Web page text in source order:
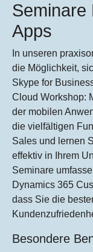
Seminare
Apps
In unseren
die Möglichkeit,
Skype for
Cloud Workshop:
der mobilen
die vielfältigen
Sales und lernen
effektiv in Ihrem
Seminare
Dynamics 365
dass Sie die
Besondere